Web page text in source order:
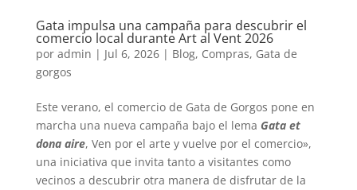
Gata impulsa una campaña para descubrir el
comercio local durante Art al Vent 2026
por admin | Jul 6, 2026| Blog, Compras, Gata de
gorgos
Este verano, el comercio de Gata de Gorgos pone en
marcha una nueva campaña bajo el lema Gata et
dona aire, Ven por el arte y vuelve por el comercio»,
una iniciativa que invita tanto a visitantes como
vecinos a descubrir otra manera de disfrutar de la